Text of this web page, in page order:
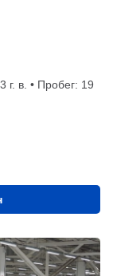
г. в. • Пробег: 19